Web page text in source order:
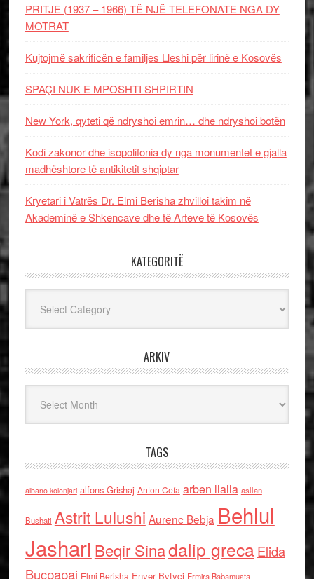
PRITJE (1937 – 1966) TË NJË TELEFONATE NGA DY
MOTRAT
Kujtojmë sakrificën e familjes Lleshi për lirinë e Kosovës
SPAÇI NUK E MPOSHTI SHPIRTIN
New York, qyteti që ndryshoi emrin… dhe ndryshoi botën
Kodi zakonor dhe isopolifonia dy nga monumentet e gjalla
madhështore të antikitetit shqiptar
Kryetari i Vatrës Dr. Elmi Berisha zhvilloi takim në
Akademinë e Shkencave dhe të Arteve të Kosovës
KATEGORITË
ARKIV
TAGS
albano kolonjari alfons Grishaj Anton Cefa arben llalla asllan
Bushati Astrit Lulushi Aurenc Bebja Behlul
Jashari Beqir Sinadalip grecaElida
Buçpapaj Elmi Berisha Enver Bytyci Ermira Babamusta